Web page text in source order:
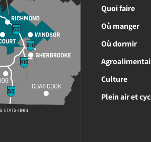
Quoi faire
Où manger
Où dormir
Culture
Plein air et